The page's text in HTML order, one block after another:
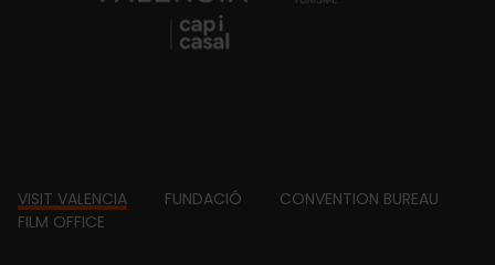
Footer
VISIT VALENCIA FUNDACIÓ
CONVENTION BUREAU
FILM OFFICE